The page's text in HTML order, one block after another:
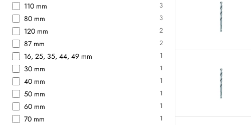
110 mm 3
80 mm 3
120 mm 2
87 mm 2
16, 25, 35, 44, 49 mm 1
30 mm 1
40 mm 1
50 mm 1
60 mm 1
70 mm 1